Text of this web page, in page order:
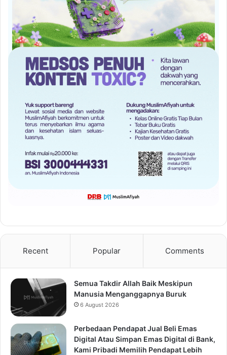
Recent Popular Comments
Semua Takdir Allah Baik Meskipun
Manusia Menganggapnya Buruk
6 August 2026
Perbedaan Pendapat Jual Beli Emas
Digital Atau Simpan Emas Digital di Bank,
Kami Pribadi Memilih Pendapat Lebih